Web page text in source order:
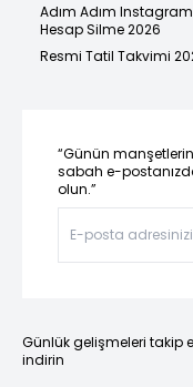
Adım Adım Instagram
Hesap Silme 2026
Resmi Tatil Takvimi
“Günün
sabah e-
olun.”
Günlük gelişmeleri takip
indirin